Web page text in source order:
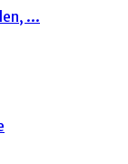
...